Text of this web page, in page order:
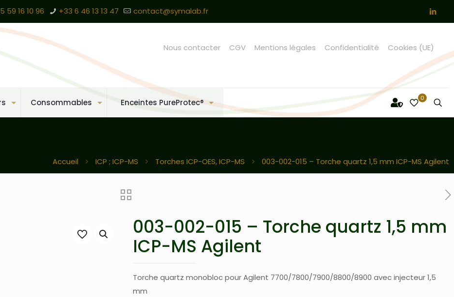
59 16 10 96 +33 6 46 13 13 47 contact@symalab.fr
Consommables Enceintes PureProtec®
Nous contacter CGV Mentions légales Confidentialité Cookies (UE)
0
Accueil ICP ; ICP-MS Torches ICP-OES, ICP-MS 003-002-015 – Torche quartz 1,5 mm ICP-MS Agilent
003-002-015 – Torche quartz 1,5 mm
ICP-MS Agilent
Torche quartz monobloc pour Agilent 7700/7800/7900/8800/8900 avec injecteur 1,5
mm